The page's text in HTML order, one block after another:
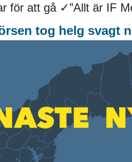
för att gå ✓”Allt är IF
tog helg svagt